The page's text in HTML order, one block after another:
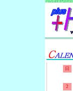
日
2